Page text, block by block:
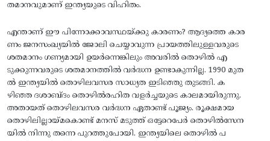
തമാനവുമാണ് ഇന്ത്യയുടെ വിഹിതം.
എന്താണ് ഈ പിന്നോക്കാവസ്ഥയ്ക്കു കാരണം? ആദ്യത്തെ കാര
ണം ജനസംഖ്യയിൽ ജോലി ചെയ്യാവുന്ന പ്രായത്തിലുള്ളവരുടെ
ശതമാനം ഗണ്യമായി ഉയർന്നെങ്കിലും അവരിൽ തൊഴിൽ എ
ടുക്കുന്നവരുടെ ശതമാനത്തിൽ വർദ്ധന ഉണ്ടാകുന്നില്ല. 1990 മുത
ൽ ഇന്ത്യയിൽ തൊഴിലവസര സാധ്യത ഇടിഞ്ഞു തുടങ്ങി. ക
ഴിഞ്ഞ ദശാബ്ദം തൊഴിൽരഹിത വളർച്ചയുടെ കാലമായിരുന്നു.
അതായത് തൊഴിലവസര വർദ്ധന ഏതാണ്ട് പൂജ്യം. രൂക്ഷമായ
തൊഴിലില്ലായ്മകൊണ്ട് മനസ് മടുത്ത് ഒട്ടേറെപേർ തൊഴിൽസേന
യിൽ നിന്നു തന്നെ പുറത്തുപോയി. ഇന്ത്യയിലെ തൊഴിൽ പ